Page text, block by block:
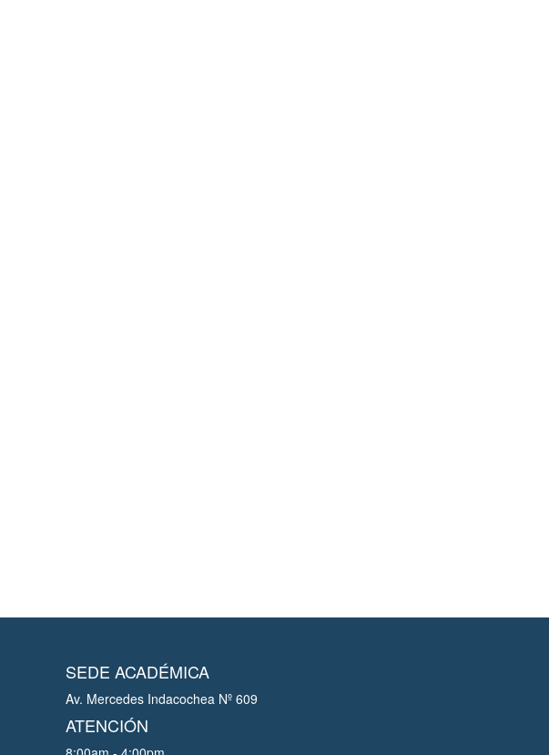
SEDE ACADÉMICA
Av. Mercedes Indacochea Nº 609
ATENCIÓN